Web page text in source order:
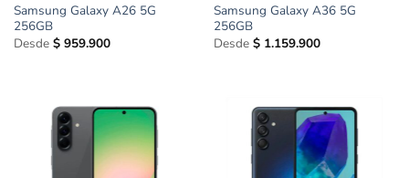
Samsung Galaxy A26 5G
256GB
Desde $959.900
Samsung Galaxy A36 5G
256GB
Desde $1.159.900